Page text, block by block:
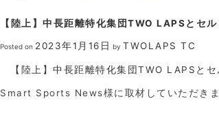
ナ
契
約
【陸上】中長距離特化集団TWO LAPSとセ
Posted on 2023年1月16日 by TWOLAPS TC
【陸上】中長距離特化集団TWO LAPSと
Smart Sports News様に取材していただきま